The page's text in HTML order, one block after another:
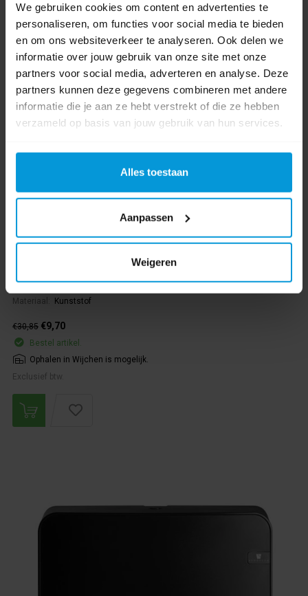
We gebruiken cookies om content en advertenties te
personaliseren, om functies voor social media te bieden
en om ons websiteverkeer te analyseren. Ook delen we
informatie over jouw gebruik van onze site met onze
partners voor social media, adverteren en analyse. Deze
partners kunnen deze gegevens combineren met andere
informatie die je aan ze hebt verstrekt of die ze hebben
verzameld op basis van jouw gebruik van hun services.
Alles toestaan
Aanpassen
Weigeren
Kleur: Zwart
Materiaal:
Kunststof
€30,85 €9,70
Bestel artikel.
Ophalen in Wijchen is mogelijk.
Exclusief btw.